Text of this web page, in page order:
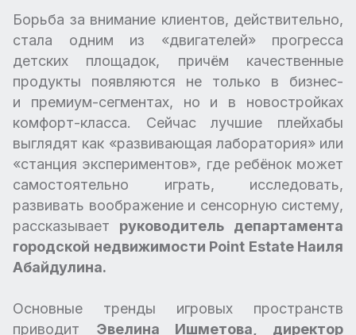
Борьба за внимание клиентов, действительно,
стала одним из «двигателей» прогресса
детских площадок, причём качественные
продукты появляются не только в бизнес-
и премиум-сегментах, но и в новостройках
комфорт-класса. Сейчас лучшие плейхабы
выглядят как «развивающая лаборатория» или
«станция экспериментов», где ребёнок может
самостоятельно играть, исследовать,
развивать воображение и сенсорную систему,
рассказывает руководитель департамента
городской недвижимости Point Estate Наиля
Абайдулина.
Основные тренды игровых пространств
приводит Эвелина Ишметова, директор